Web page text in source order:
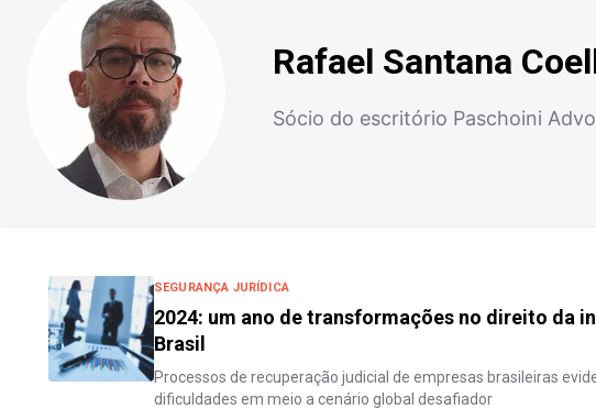
Rafael Santana
Sócio do escritório Paschoini
SEGURANÇA JURÍDICA
2024: um ano de transformações no direito da
Brasil
Processos de recuperação judicial de empresas brasileiras
dificuldades em meio a cenário global desafiador